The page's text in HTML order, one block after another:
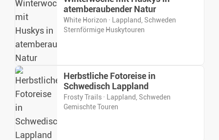
atemberaubender Natur
White Horizon · Lappland, Schweden
Sternförmige Huskytouren
Herbstliche Fotoreise in
Schwedisch Lappland
Frosty Trails · Lappland, Schweden
Gemischte Touren